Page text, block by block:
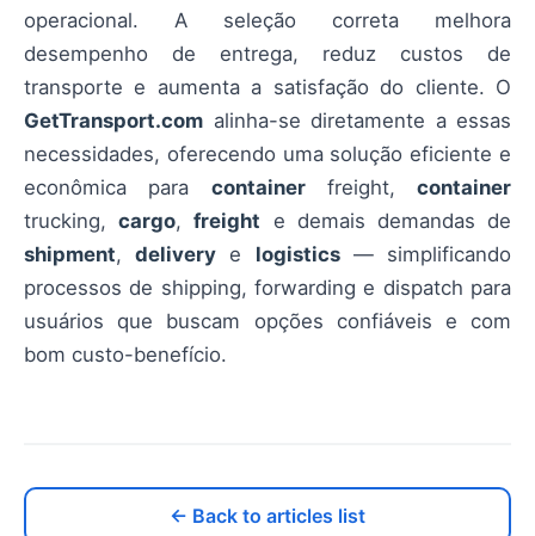
operacional. A seleção correta melhora
desempenho de entrega, reduz custos de
transporte e aumenta a satisfação do cliente. O
GetTransport.com alinha-se diretamente a essas
necessidades, oferecendo uma solução eficiente e
econômica para containerfreight, container
trucking,cargo,freight e demais demandas de
shipment,delivery e logistics— simplificando
processos de shipping, forwarding e dispatch para
usuários que buscam opções confiáveis e com
bom custo-benefício.
← Back to articles list